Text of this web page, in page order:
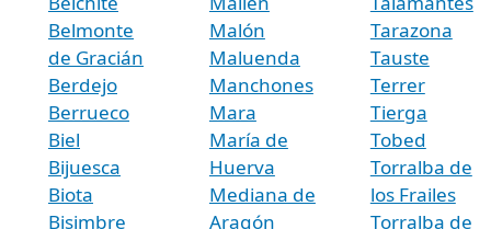
Belmonte
de Gracián
Berdejo
Berrueco
Biel
Bijuesca
Biota
Bisimbre
Malón
Maluenda
Manchones
Mara
María de
Huerva
Mediana de
Aragón
Tarazona
Tauste
Terrer
Tierga
Tobed
Torralba de
los Frailes
Torralba de